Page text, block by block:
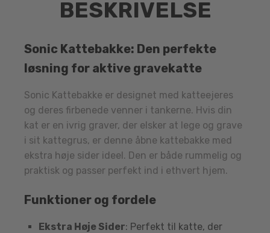
BESKRIVELSE
Sonic Kattebakke: Den perfekte
løsning for aktive gravekatte
Sonic Kattebakke er designet med katteejeres
og deres firbenede venner i tankerne. Hvis din
kat er en ivrig graver, der elsker at lege og grave
i sit kattegrus, er denne åbne kattebakke med
ekstra høje sider ideel. Den er både rummelig og
praktisk og passer perfekt ind i ethvert hjem.
Funktioner og fordele
Ekstra Høje Sider: Perfekt til katte, der